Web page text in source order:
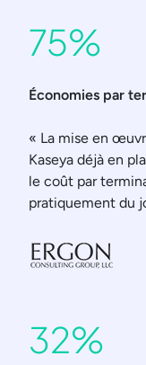
75%
Économies par
« La mise en
Kaseya déjà en
le coût par
pratiquement du
32%